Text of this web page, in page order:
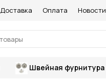
Доставка Оплата Новости
Швейная фурнитура